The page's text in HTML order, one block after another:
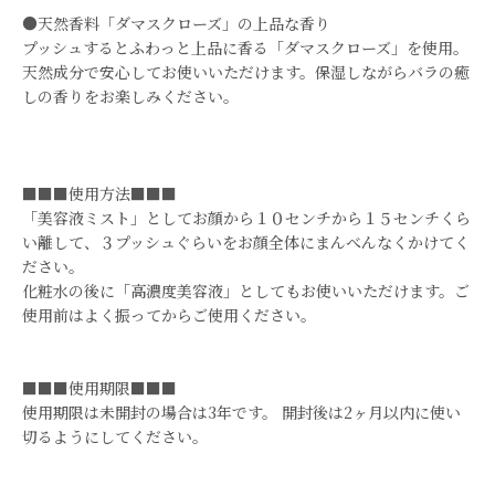
●天然香料「ダマスクローズ」の上品な香り
プッシュするとふわっと上品に香る「ダマスクローズ」を使用。
天然成分で安心してお使いいただけます。保湿しながらバラの癒
しの香りをお楽しみください。
■■■使用方法■■■
「美容液ミスト」としてお顔から１０センチから１５センチくら
い離して、３プッシュぐらいをお顔全体にまんべんなくかけてく
ださい。
化粧水の後に「高濃度美容液」としてもお使いいただけます。ご
使用前はよく振ってからご使用ください。
■■■使用期限■■■
使用期限は未開封の場合は3年です。 開封後は2ヶ月以内に使い
切るようにしてください。